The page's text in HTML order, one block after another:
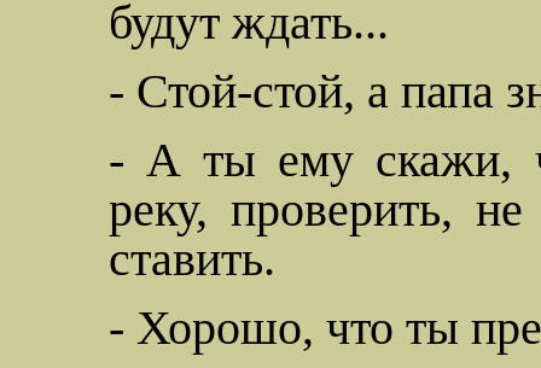
будут ждать...
- Стой-стой, а папа
- А ты ему скажи,
реку, проверить,
ставить.
- Хорошо, что ты